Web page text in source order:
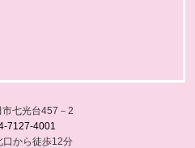
七光台457－2
7127-4001
口から徒歩12分